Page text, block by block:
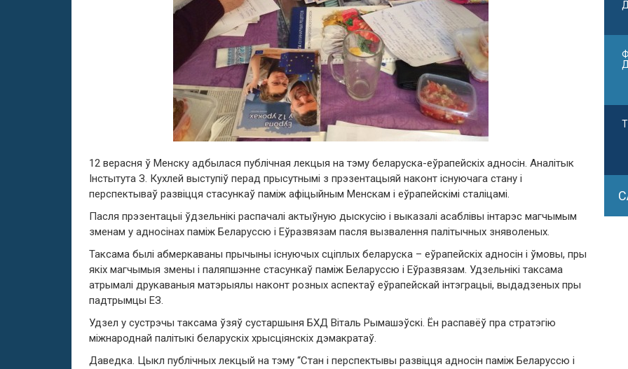
12 верасня ў Менску адбылася публічная лекцыя на тэму беларуска-еўрапейскіх адносін. Аналітык
Інстытута З. Кухлей выступіў перад прысутнымі з прэзентацыяй наконт існуючага стану і
перспектываў развіцця стасункаў паміж афіцыйным Менскам і еўрапейскімі сталіцамі.
Пасля прэзентацыі ўдзельнікі распачалі актыўную дыскусію і выказалі асаблівы інтарэс магчымым
зменам у адносінах паміж Беларуссю і Еўразвязам пасля вызвалення палітычных зняволеных.
Таксама былі абмеркаваны прычыны існуючых сціплых беларуска – еўрапейскіх адносін і ўмовы, пры
якіх магчымыя змены і паляпшэнне стасункаў паміж Беларуссю і Еўразвязам. Удзельнікі таксама
атрымалі друкаваныя матэрыялы наконт розных аспектаў еўрапейскай інтэграцыі, выдадзеных пры
падтрымцы ЕЗ.
Удзел у сустрэчы таксама ўзяў сустаршыня БХД Віталь Рымашэўскі. Ён распавёў пра стратэгію
міжнароднай палітыкі беларускіх хрысціянскіх дэмакратаў.
Даведка. Цыкл публічных лекцый на тэму “Стан і перспектывы развіцця адносін паміж Беларуссю і